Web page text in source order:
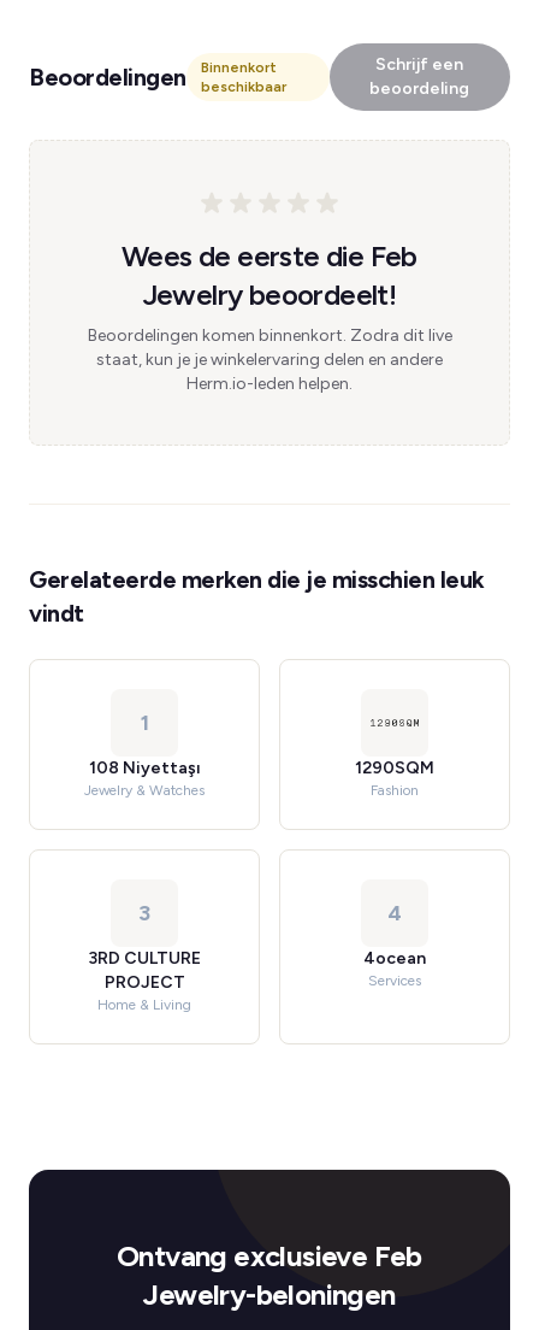
Beoordelingen
Binnenkort
beschikbaar
Schrijf een
beoordeling
Wees de eerste die Feb
Jewelry beoordeelt!
Beoordelingen komen binnenkort. Zodra dit live
staat, kun je je winkelervaring delen en andere
Herm.io-leden helpen.
Gerelateerde merken die je misschien leuk
vindt
1
108 Niyettaşı
Jewelry & Watches
1290SQM
Fashion
3
3RD CULTURE
PROJECT
Home & Living
4
4ocean
Services
Ontvang exclusieve Feb
Jewelry-beloningen